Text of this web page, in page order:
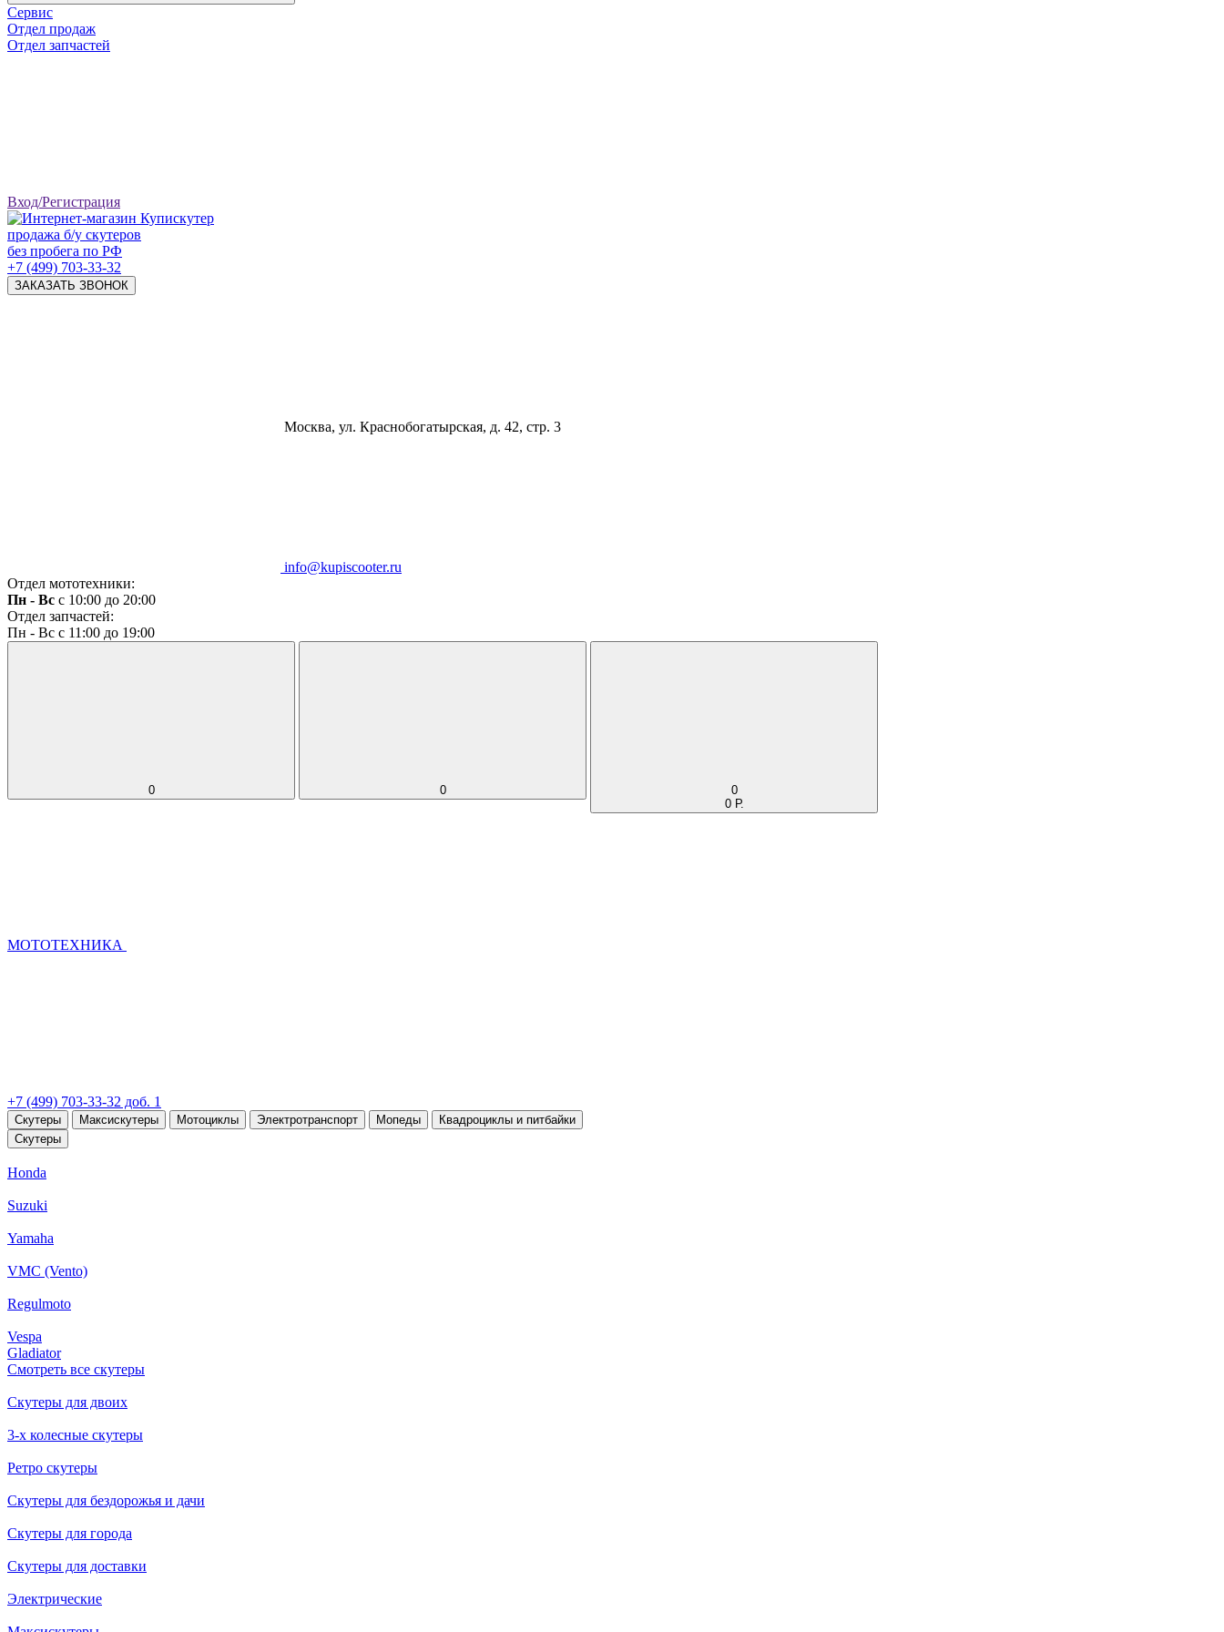
Сервис
Отдел продаж
Отдел запчастей
Вход/Регистрация
продажа б/у скутеров
без пробега по РФ
+7 (499) 703-33-32
ЗАКАЗАТЬ ЗВОНОК
Москва, ул. Краснобогатырская, д. 42, стр. 3
info@kupiscooter.ru
Отдел мототехники:
Пн - Вс с 10:00 до 20:00
Отдел запчастей:
Пн - Вс с 11:00 до 19:00
0 0
0
0 Р.
МОТОТЕХНИКА
+7 (499) 703-33-32 доб. 1
Скутеры Максискутеры Мотоциклы Электротранспорт Мопеды
Квадроциклы и питбайки
Скутеры
Honda
Suzuki
Yamaha
VMC (Vento)
Regulmoto
Vespa
Gladiator
Смотреть все скутеры
Скутеры для двоих
3-х колесные скутеры
Ретро скутеры
Скутеры для бездорожья и дачи
Скутеры для города
Скутеры для доставки
Электрические